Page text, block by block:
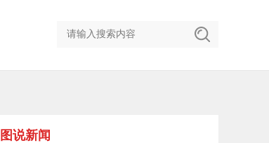
图说新闻